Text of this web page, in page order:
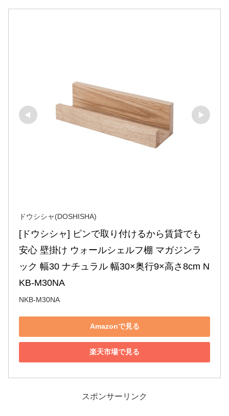
ドウシシャ(DOSHISHA)
[ドウシシャ] ピンで取り付けるから賃貸でも
安心 壁掛け ウォールシェルフ棚 マガジンラ
ック 幅30 ナチュラル 幅30×奥行9×高さ8cm N
KB-M30NA
NKB-M30NA
Amazonで見る
楽天市場で見る
スポンサーリンク